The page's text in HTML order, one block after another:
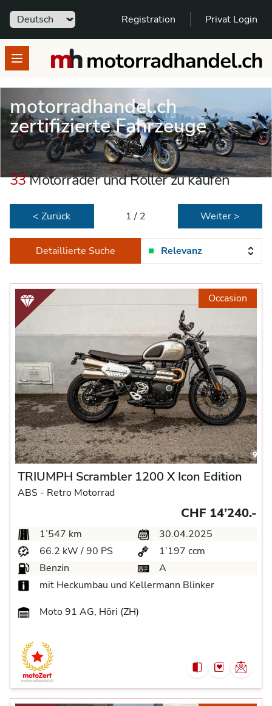
Sprache Registration Privat Login
Open menumotorradhandel.ch
motorradhandel.ch
zertifizierte Fahrzeuge
33Motorräder und Roller zu kaufen
< Zurück 1 / 2 Weiter >
Detaillierte Suche Relevanz
Occasion
TRIUMPH Scrambler 1200 X Icon Edition
ABS - Retro Motorrad
CHF 14’240.-
1’547 km
30.04.2025
66.2 kW / 90 PS
1’197 ccm
Benzin
A
mit Heckumbau und Kellermann Blinker
Moto 91 AG, Höri (ZH)